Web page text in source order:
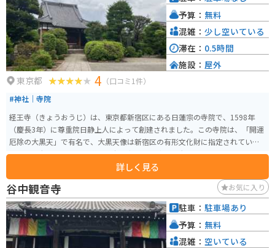
東京都 4 （口コミ1件）
#神社｜寺院
経王寺（きょうおうじ）は、東京都新宿区にある日蓮宗の寺院で、1598年
（慶長3年）に尊重院日静上人によって創建されました。この寺院は、「開運
厄除の大黒天」で有名で、大黒天像は新宿区の有形文化財に指定されていま
す。この大黒天像は、火災から寺を守る「火防せの大黒」としても信仰され
ています。境内には、古くからの伝統を感じさせる社殿や石碑があり、訪れ
る人々に歴史と静寂を感じさせます。 また、経王寺は四季折々の花が咲き誇
る美しい庭園も持ち、特に春には桜が見事に咲き誇ります。さらに、経王寺
では水子供養やペット供養、厄除け、商売繁盛などのご祈祷も行われてお
り、地域の人々から厚い信仰を集めています。寺院の落ち着いた雰囲気の中
で、心静かに祈りを捧げることができます。
詳しく見る
予算： 無料
混雑： 少し空いている
滞在： 0.5時間
施設： 屋外
谷中観音寺 お気に入り
駐車： 駐車場あり
予算： 無料
混雑： 空いている